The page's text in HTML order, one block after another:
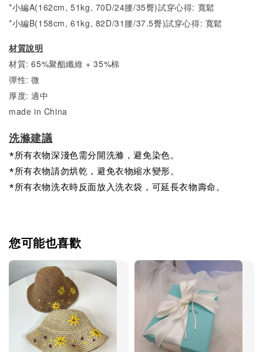
*小編A(162cm, 51kg, 70D/24腰/35臀)試穿心得: 寬鬆
*小編B(158cm, 61kg, 82D/31腰/37.5臀)試穿心得: 寬鬆
材質說明
材質: 65%聚酯纖維 + 35%棉
彈性: 微
厚度: 適中
made in China
洗滌建議
*所有衣物深淺色需分開洗滌，避免染色。
*所有衣物請勿烘乾，避免衣物縮水變形。
*所有衣物洗衣時反面放入洗衣袋，可延長衣物壽命。
您可能也喜歡